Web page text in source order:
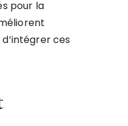
pour la
ces